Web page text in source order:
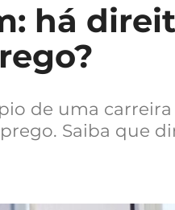
há
de uma carreira
Saiba que